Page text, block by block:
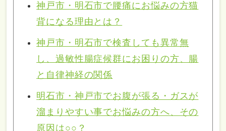
神戸市・明石市で腰痛にお悩みの方猫
背になる理由とは？
神戸市・明石市で検査しても異常無
し、過敏性腸症候群にお困りの方、腸
と自律神経の関係
明石市・神戸市でお腹が張る・ガスが
溜まりやすい事でお悩みの方へ、その
原因は○○？